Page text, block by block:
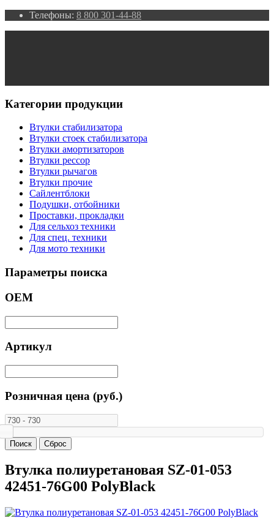
Телефоны: 8 800 301-44-88
Категории продукции
Втулки стабилизатора
Втулки стоек стабилизатора
Втулки амортизаторов
Втулки рессор
Втулки рычагов
Втулки прочие
Сайлентблоки
Подушки, отбойники
Проставки, прокладки
Для сельхоз техники
Для спец. техники
Для мото техники
Параметры поиска
ОЕМ
Артикул
Розничная цена (руб.)
Втулка полиуретановая SZ-01-053
42451-76G00 PolyBlack